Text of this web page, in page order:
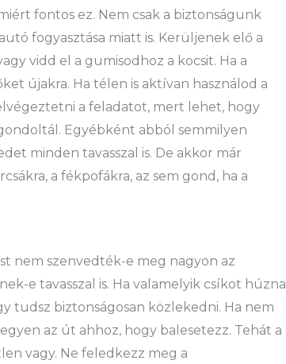
fontos ez. Nem csak a biztonságunk
fogyasztása miatt is. Kerüljenek elő a
vidd el a gumisodhoz a kocsit. Ha a
újakra. Ha télen is aktívan használod a
a feladatot, mert lehet, hogy
Egyébként abból semmilyen
minden tavasszal is. De akkor már
a fékpofákra, az sem gond, ha a
nem szenvedték-e meg nagyon az
e tavasszal is. Ha valamelyik csíkot húzna
tudsz biztonságosan közlekedni. Ha nem
az út ahhoz, hogy balesetezz. Tehát a
vagy. Ne feledkezz meg a